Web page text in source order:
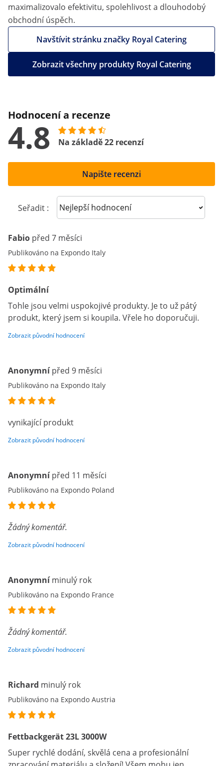
maximalizovalo efektivitu, spolehlivost a dlouhodobý
obchodní úspěch.
Navštívit stránku značky Royal Catering
Zobrazit všechny produkty Royal Catering
Hodnocení a recenze
4.8 Na základě 22 recenzí
Napište recenzi
Seřadit : Sort reviews
Fabio před 7 měsíci
Publikováno na Expondo Italy
Optimální
Tohle jsou velmi uspokojivé produkty. Je to už pátý
produkt, který jsem si koupila. Vřele ho doporučuji.
Zobrazit původní hodnocení
Anonymní před 9 měsíci
Publikováno na Expondo Italy
vynikající produkt
Zobrazit původní hodnocení
Anonymní před 11 měsíci
Publikováno na Expondo Poland
Žádný komentář.
Zobrazit původní hodnocení
Anonymní minulý rok
Publikováno na Expondo France
Žádný komentář.
Zobrazit původní hodnocení
Richard minulý rok
Publikováno na Expondo Austria
Fettbackgerät 23L 3000W
Super rychlé dodání, skvělá cena a profesionální